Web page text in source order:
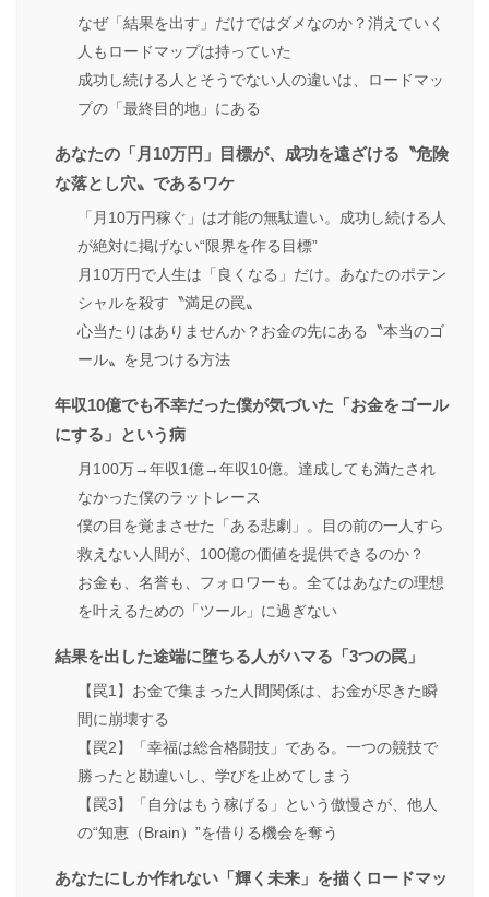
なぜ「結果を出す」だけではダメなのか？消えていく
人もロードマップは持っていた
成功し続ける人とそうでない人の違いは、ロードマッ
プの「最終目的地」にある
あなたの「月10万円」目標が、成功を遠ざける〝危険
な落とし穴〟であるワケ
「月10万円稼ぐ」は才能の無駄遣い。成功し続ける人
が絶対に掲げない“限界を作る目標”
月10万円で人生は「良くなる」だけ。あなたのポテン
シャルを殺す〝満足の罠〟
心当たりはありませんか？お金の先にある〝本当のゴ
ール〟を見つける方法
年収10億でも不幸だった僕が気づいた「お金をゴール
にする」という病
月100万→年収1億→年収10億。達成しても満たされ
なかった僕のラットレース
僕の目を覚まさせた「ある悲劇」。目の前の一人すら
救えない人間が、100億の価値を提供できるのか？
お金も、名誉も、フォロワーも。全てはあなたの理想
を叶えるための「ツール」に過ぎない
結果を出した途端に堕ちる人がハマる「3つの罠」
【罠1】お金で集まった人間関係は、お金が尽きた瞬
間に崩壊する
【罠2】「幸福は総合格闘技」である。一つの競技で
勝ったと勘違いし、学びを止めてしまう
【罠3】「自分はもう稼げる」という傲慢さが、他人
の“知恵（Brain）”を借りる機会を奪う
あなたにしか作れない「輝く未来」を描くロードマッ